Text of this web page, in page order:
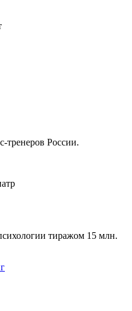
тренеров России.
тиражом 15 млн.